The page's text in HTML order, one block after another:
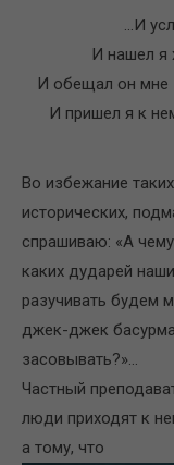
…И
И нашел я
И обещал он мне
И пришел я к
Во избежание
исторических,
спрашиваю: «А
каких дударей
разучивать будем
джек-джек
засовывать?»…
Частный
люди приходят к
а тому, что